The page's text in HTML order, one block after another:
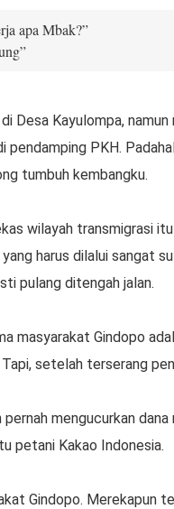
apa Mbak?”
Desa Kayulompa,
pendamping PKH.
tumbuh kembangku.
wilayah transmigrasi
harus dilalui sangat
pulang ditengah jalan.
masyarakat Gindopo
setelah terserang
mengucurkan dana
petani Kakao Indonesia.
Gindopo. Merekapun